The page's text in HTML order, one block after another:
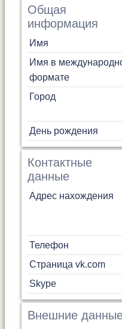
Общая
информация
Имя
Имя в
формате
Город
День рождения
Контактные
данные
Адрес нахождения
Телефон
Страница vk.com
Skype
Внешние